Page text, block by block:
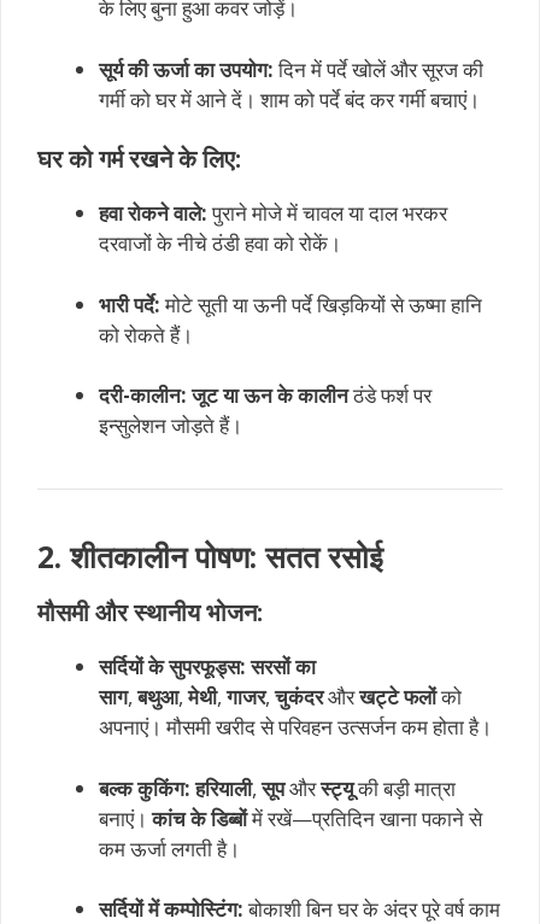
के लिए बुना हुआ कवर जोड़ें।
सूर्य की ऊर्जा का उपयोग:दिन में पर्दे खोलें और सूरज की
गर्मी को घर में आने दें। शाम को पर्दे बंद कर गर्मी बचाएं।
घर को गर्म रखने के लिए:
हवा रोकने वाले:पुराने मोजे में चावल या दाल भरकर
दरवाजों के नीचे ठंडी हवा को रोकें।
भारी पर्दे:मोटे सूती या ऊनी पर्दे खिड़कियों से ऊष्मा हानि
को रोकते हैं।
दरी-कालीन: जूट या ऊन के कालीनठंडे फर्श पर
इन्सुलेशन जोड़ते हैं।
2. शीतकालीन पोषण: सतत रसोई
मौसमी और स्थानीय भोजन:
सर्दियों के सुपरफूड्स: सरसों का
साग,बथुआ,मेथी,गाजर,चुकंदरऔरखट्टे फलोंको
अपनाएं। मौसमी खरीद से परिवहन उत्सर्जन कम होता है।
बल्क कुकिंग: हरियाली,सूपऔरस्ट्यूकी बड़ी मात्रा
बनाएं।कांच के डिब्बोंमें रखें—प्रतिदिन खाना पकाने से
कम ऊर्जा लगती है।
सर्दियों में कम्पोस्टिंग:बोकाशी बिन घर के अंदर पूरे वर्ष काम